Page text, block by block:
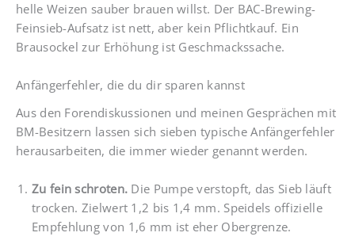
helle Weizen sauber brauen willst. Der BAC-Brewing-
Feinsieb-Aufsatz ist nett, aber kein Pflichtkauf. Ein
Brausockel zur Erhöhung ist Geschmackssache.
Anfängerfehler, die du dir sparen kannst
Aus den Forendiskussionen und meinen Gesprächen mit
BM-Besitzern lassen sich sieben typische Anfängerfehler
herausarbeiten, die immer wieder genannt werden.
Zu fein schroten. Die Pumpe verstopft, das Sieb läuft
trocken. Zielwert 1,2 bis 1,4 mm. Speidels offizielle
Empfehlung von 1,6 mm ist eher Obergrenze.